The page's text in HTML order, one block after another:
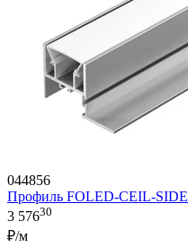
044856
Профиль FOLED-CEIL-
3 57630
₽/м